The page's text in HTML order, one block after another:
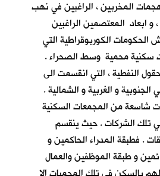
المخربين ، الراغبين في نهب
و ابعاد المعتصمين الراغبين
الكوربوقراطية التي
محمية وسط الصحراء .
النفطية ، التي انقسمت الى
و الغربية و الشمالية .
شاسعة من المجمعات السكنية
تلك الشركات . حيث ينقسم
. فطبقة المدراء الحاكمين و
و طبقة الموظفين والعمال